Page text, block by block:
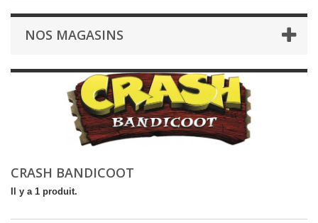
NOS MAGASINS
CRASH BANDICOOT
Il y a 1 produit.